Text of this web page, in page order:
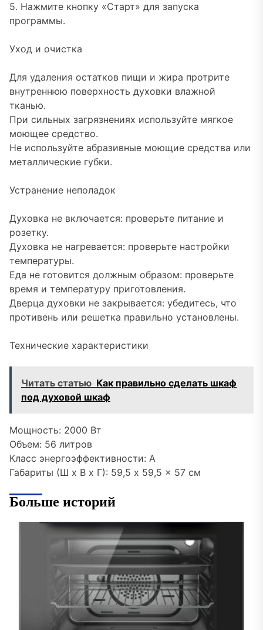
5. Нажмите кнопку «Старт» для запуска
программы.
Уход и очистка
Для удаления остатков пищи и жира протрите
внутреннюю поверхность духовки влажной
тканью.
При сильных загрязнениях используйте мягкое
моющее средство.
Не используйте абразивные моющие средства или
металлические губки.
Устранение неполадок
Духовка не включается: проверьте питание и
розетку.
Духовка не нагревается: проверьте настройки
температуры.
Еда не готовится должным образом: проверьте
время и температуру приготовления.
Дверца духовки не закрывается: убедитесь, что
противень или решетка правильно установлены.
Технические характеристики
Читать статью Как правильно сделать шкаф
под духовой шкаф
Мощность: 2000 Вт
Объем: 56 литров
Класс энергоэффективности: A
Габариты (Ш x В x Г): 59,5 x 59,5 x 57 см
Больше историй